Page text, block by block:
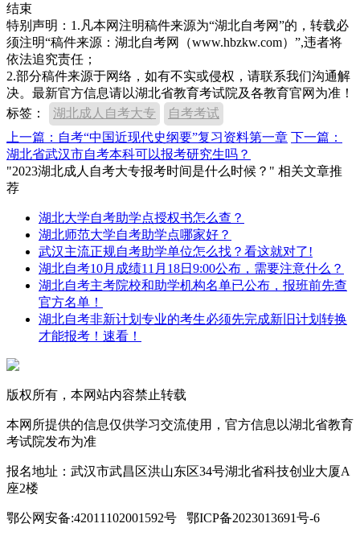
结束
特别声明：1.凡本网注明稿件来源为“湖北自考网”的，转载必
须注明“稿件来源：湖北自考网（www.hbzkw.com）”,违者将
依法追究责任；
2.部分稿件来源于网络，如有不实或侵权，请联系我们沟通解
决。最新官方信息请以湖北省教育考试院及各教育官网为准！
标签：
湖北成人自考大专
自考考试
上一篇：自考“中国近现代史纲要”复习资料第一章 下一篇：
湖北省武汉市自考本科可以报考研究生吗？
"2023湖北成人自考大专报考时间是什么时候？" 相关文章推
荐
湖北大学自考助学点授权书怎么查？
湖北师范大学自考助学点哪家好？
武汉主流正规自考助学单位怎么找？看这就对了!
湖北自考10月成绩11月18日9:00公布，需要注意什么？
湖北自考主考院校和助学机构名单已公布，报班前先查
官方名单！
湖北自考非新计划专业的考生必须先完成新旧计划转换
才能报考！速看！
版权所有，本网站内容禁止转载
本网所提供的信息仅供学习交流使用，官方信息以湖北省教育
考试院发布为准
报名地址：武汉市武昌区洪山东区34号湖北省科技创业大厦A
座2楼
鄂公网安备:42011102001592号 鄂ICP备2023013691号-6